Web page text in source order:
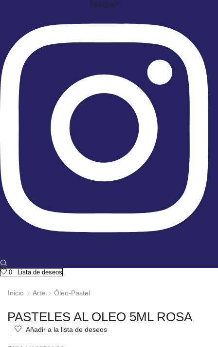
Instagram
0 Lista de deseos
Inicio Arte Óleo-Pastel
PASTELES AL OLEO 5ML ROSA
Añadir a la lista de deseos